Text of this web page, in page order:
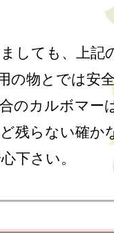
しても、上記
の物とでは安
のカルボマー
残らない確か
下さい。